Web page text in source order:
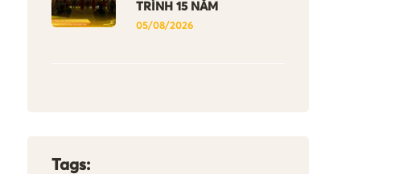
TRÌNH 15 NĂM
05/08/2026
Tags: